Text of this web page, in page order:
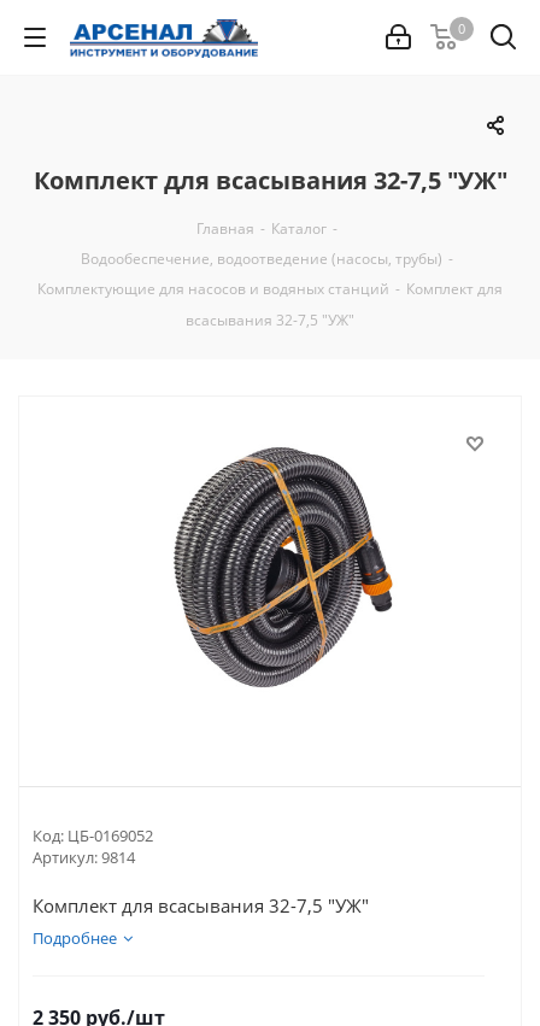
0
Комплект для всасывания 32-7,5 "УЖ"
Главная - Каталог -
Водообеспечение, водоотведение (насосы, трубы) -
Комплектующие для насосов и водяных станций - Комплект для
всасывания 32-7,5 "УЖ"
Код: ЦБ-0169052
Артикул:9814
Комплект для всасывания 32-7,5 "УЖ"
Подробнее
2 350 руб./шт